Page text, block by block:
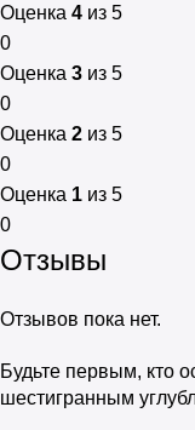
Оценка 4 из 5
0
Оценка 3 из 5
0
Оценка 2 из 5
0
Оценка 1 из 5
0
Отзывы
Отзывов пока нет.
Будьте первым, кто
шестигранным